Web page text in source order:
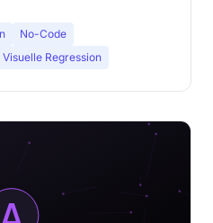
No-Code
Visuelle Regression